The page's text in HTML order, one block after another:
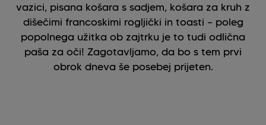
vazici, pisana košara s sadjem, košara za kruh z
dišečimi francoskimi rogljički in toasti – poleg
popolnega užitka ob zajtrku je to tudi odlična
paša za oči! Zagotavljamo, da bo s tem prvi
obrok dneva še posebej prijeten.